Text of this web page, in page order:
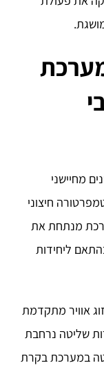
מחיישני
חיצוני
מנתחת את
ליחידות
אוויר מתקדמת
שליטה נרחבת
במערכת בקרת